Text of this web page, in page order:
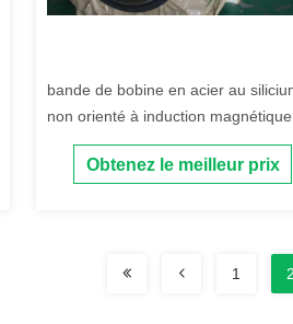
bande de bobine en acier au
non orienté à induction magnétique
élevée
Obtenez le meilleur prix
1 2